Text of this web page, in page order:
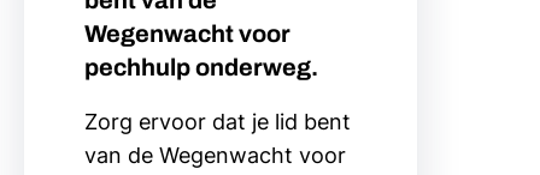
Wegenwacht voor
pechhulp onderweg.
Zorg ervoor dat je lid bent
van de Wegenwacht voor